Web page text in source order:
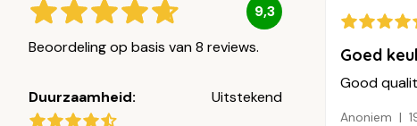
9,3
Beoordeling op basis van 8 reviews.
Duurzaamheid: Uitstekend
Goed
Good
Anoniem